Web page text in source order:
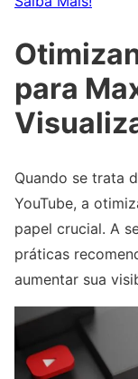
para
Quando se trata
YouTube, a
papel crucial. A
práticas
aumentar sua